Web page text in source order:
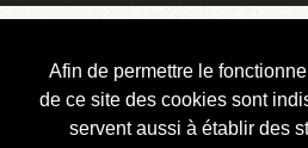
Afin de permettre le
de ce site des cookies sont
servent aussi à établir des
Courbis, « LE »
Blog Officiel